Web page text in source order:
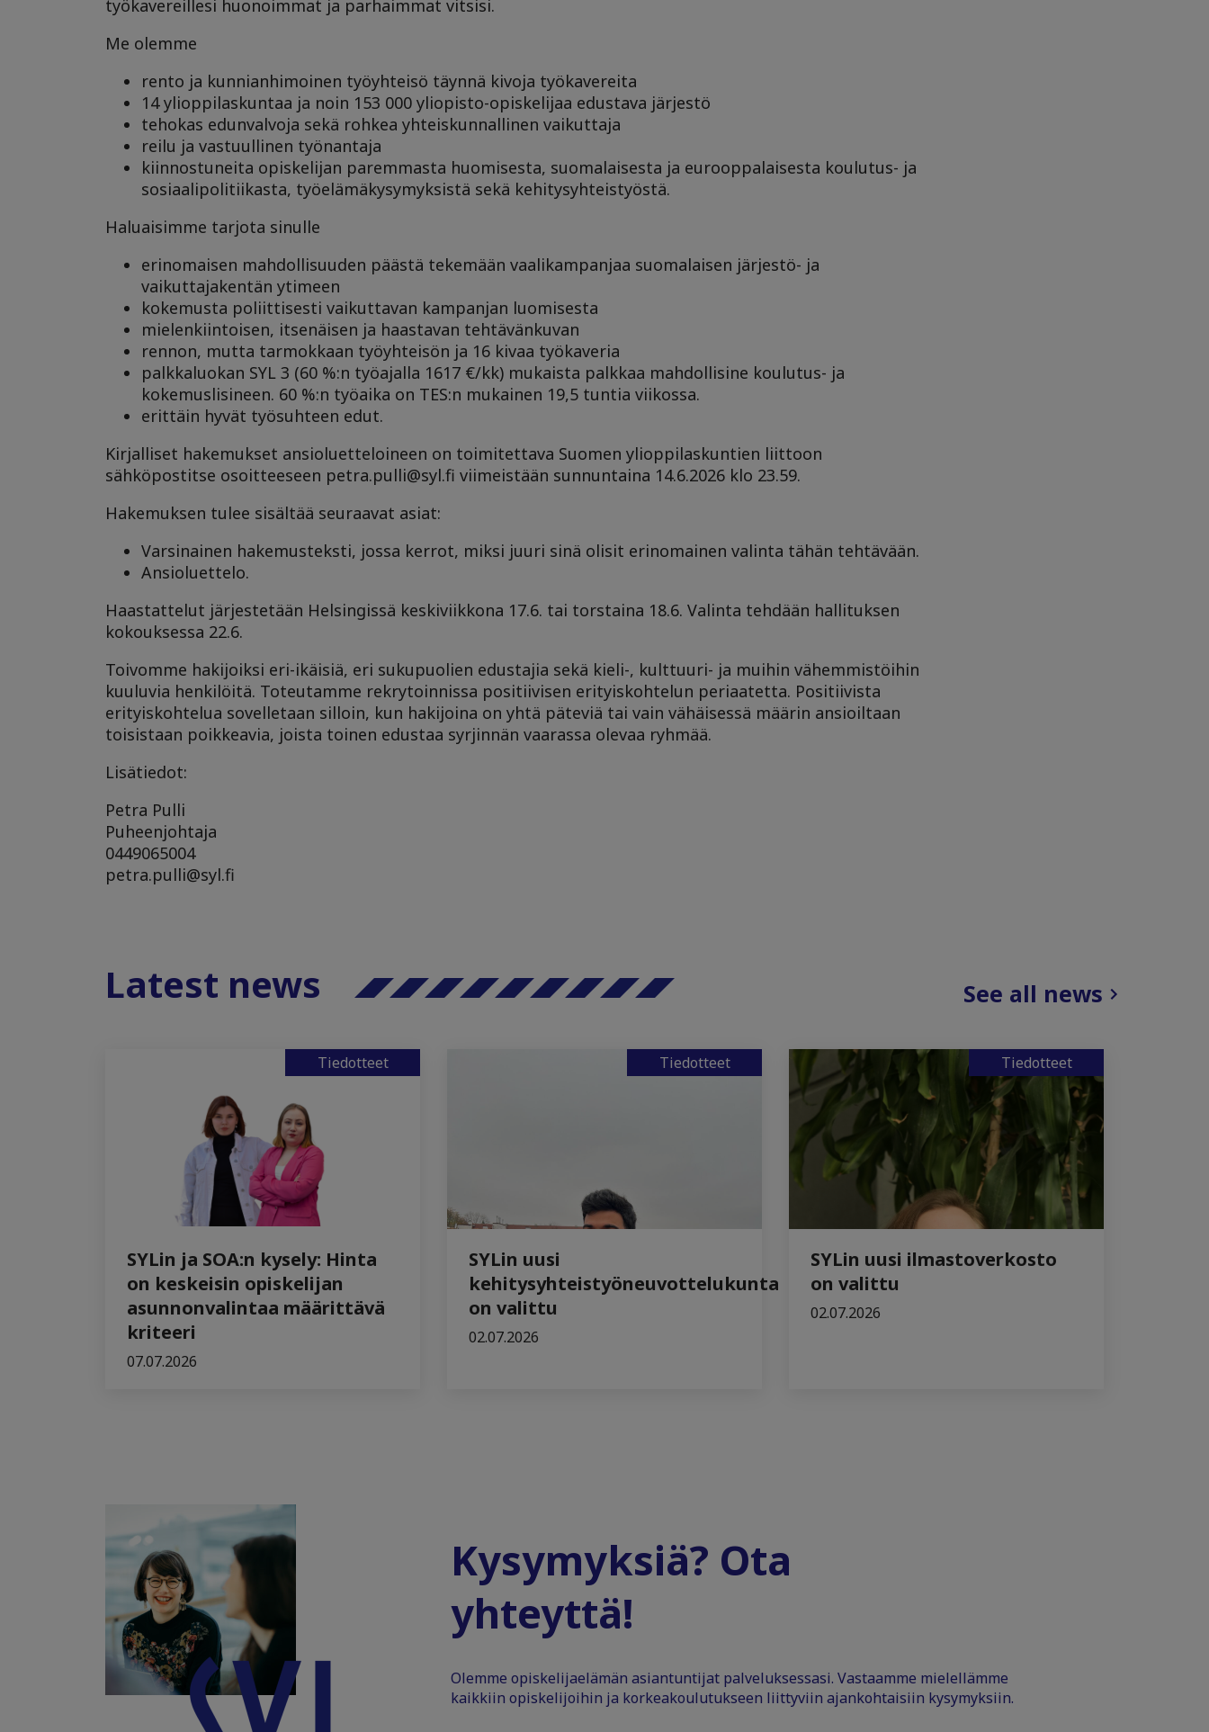
työkavereillesi huonoimmat ja parhaimmat vitsisi.
Me olemme
rento ja kunnianhimoinen työyhteisö täynnä kivoja työkavereita
14 ylioppilaskuntaa ja noin 153 000 yliopisto-opiskelijaa edustava järjestö
tehokas edunvalvoja sekä rohkea yhteiskunnallinen vaikuttaja
reilu ja vastuullinen työnantaja
kiinnostuneita opiskelijan paremmasta huomisesta, suomalaisesta ja eurooppalaisesta koulutus- ja
sosiaalipolitiikasta, työelämäkysymyksistä sekä kehitysyhteistyöstä.
Haluaisimme tarjota sinulle
erinomaisen mahdollisuuden päästä tekemään vaalikampanjaa suomalaisen järjestö- ja
vaikuttajakentän ytimeen
kokemusta poliittisesti vaikuttavan kampanjan luomisesta
mielenkiintoisen, itsenäisen ja haastavan tehtävänkuvan
rennon, mutta tarmokkaan työyhteisön ja 16 kivaa työkaveria
palkkaluokan SYL 3 (60 %:n työajalla 1617 €/kk) mukaista palkkaa mahdollisine koulutus- ja
kokemuslisineen. 60 %:n työaika on TES:n mukainen 19,5 tuntia viikossa.
erittäin hyvät työsuhteen edut.
Kirjalliset hakemukset ansioluetteloineen on toimitettava Suomen ylioppilaskuntien liittoon
sähköpostitse osoitteeseen petra.pulli@syl.fi viimeistään sunnuntaina 14.6.2026 klo 23.59.
Hakemuksen tulee sisältää seuraavat asiat:
Varsinainen hakemusteksti, jossa kerrot, miksi juuri sinä olisit erinomainen valinta tähän tehtävään.
Ansioluettelo.
Haastattelut järjestetään Helsingissä keskiviikkona 17.6. tai torstaina 18.6. Valinta tehdään hallituksen
kokouksessa 22.6.
Toivomme hakijoiksi eri-ikäisiä, eri sukupuolien edustajia sekä kieli-, kulttuuri- ja muihin vähemmistöihin
kuuluvia henkilöitä. Toteutamme rekrytoinnissa positiivisen erityiskohtelun periaatetta. Positiivista
erityiskohtelua sovelletaan silloin, kun hakijoina on yhtä päteviä tai vain vähäisessä määrin ansioiltaan
toisistaan poikkeavia, joista toinen edustaa syrjinnän vaarassa olevaa ryhmää.
Lisätiedot:
Petra Pulli
Puheenjohtaja
0449065004
petra.pulli@syl.fi
Latest news See all news
Tiedotteet
SYLin ja SOA:n kysely: Hinta
on keskeisin opiskelijan
asunnonvalintaa määrittävä
kriteeri
07.07.2026
Tiedotteet
SYLin uusi
kehitysyhteistyöneuvottelukunta
on valittu
02.07.2026
Tiedotteet
SYLin uusi ilmastoverkosto
on valittu
02.07.2026
Kysymyksiä? Ota
yhteyttä!
Olemme opiskelijaelämän asiantuntijat palveluksessasi. Vastaamme mielellämme
kaikkiin opiskelijoihin ja korkeakoulutukseen liittyviin ajankohtaisiin kysymyksiin.